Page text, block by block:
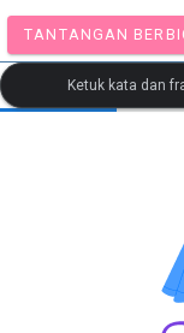
TANTANGAN
Ketuk kata dan